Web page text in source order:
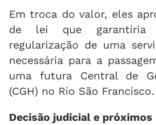
Em troca do valor, eles
de lei que garantiria
regularização de uma
necessária para a
uma futura Central de
(CGH) no Rio São Francisco.
Decisão judicial e próximos